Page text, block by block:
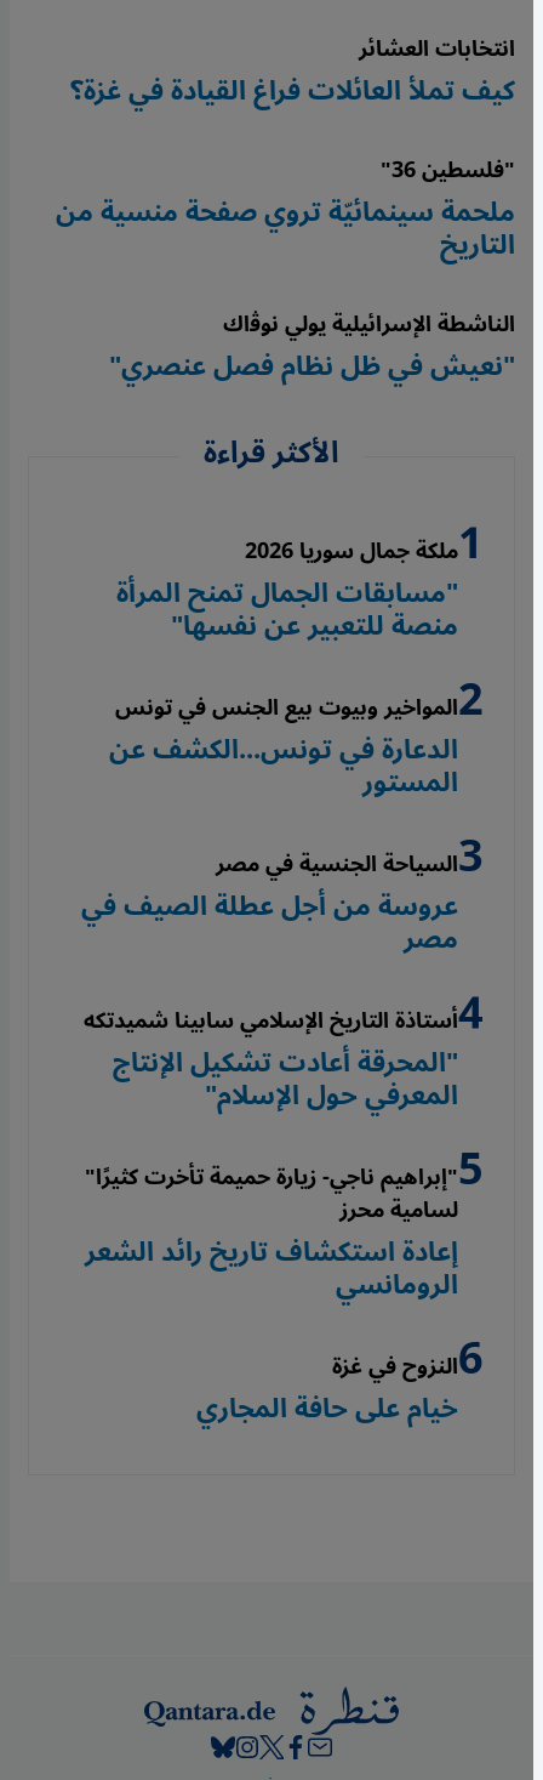
انتخابات العشائر
كيف تملأ العائلات فراغ القيادة في غزة؟
"فلسطين 36"
ملحمة سينمائيّة تروي صفحة منسية من
التاريخ
الناشطة الإسرائيلية يولي نوﭬاك
"نعيش في ظل نظام فصل عنصري"
الأكثر قراءة
ملكة جمال سوريا 2026
"مسابقات الجمال تمنح المرأة
منصة للتعبير عن نفسها"
المواخير وبيوت بيع الجنس في تونس
الدعارة في تونس...الكشف عن
المستور
السياحة الجنسية في مصر
عروسة من أجل عطلة الصيف في
مصر
أستاذة التاريخ الإسلامي سابينا شميدتكه
"المحرقة أعادت تشكيل الإنتاج
المعرفي حول الإسلام"
"إبراهيم ناجي- زيارة حميمة تأخرت كثيرًا"
لسامية محرز
إعادة استكشاف تاريخ رائد الشعر
الرومانسي
النزوح في غزة
خيام على حافة المجاري